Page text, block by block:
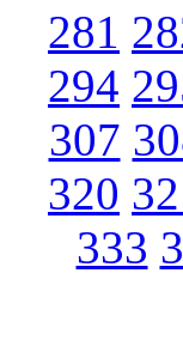
281
294
307
320
333